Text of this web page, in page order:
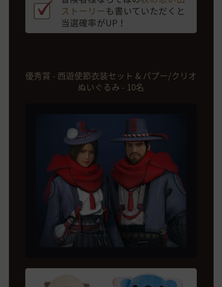
ストーリーも書いていただくと
当選確率がUP！
優秀賞 - 西遊使節衣装セット & パプー/クリオ
ぬいぐるみ - 10名